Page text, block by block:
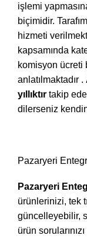
işlemi
biçimidir.
hizmeti
kapsamında
komisyon ücreti
anlatılmaktadır .
yıllıktır takip
dilerseniz
Pazaryeri
Pazaryeri
ürünlerinizi, tek
güncelleyebilir,
ürün